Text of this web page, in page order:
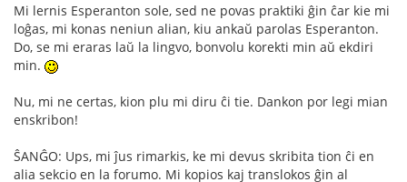
Mi lernis Esperanton sole, sed ne povas praktiki ĝin ĉar kie mi
loĝas, mi konas neniun alian, kiu ankaŭ parolas Esperanton.
Do, se mi eraras laŭ la lingvo, bonvolu korekti min aŭ ekdiri
min.
Nu, mi ne certas, kion plu mi diru ĉi tie. Dankon por legi mian
enskribon!
ŜANĜO: Ups, mi ĵus rimarkis, ke mi devus skribita tion ĉi en
alia sekcio en la forumo. Mi kopios kaj translokos ĝin al